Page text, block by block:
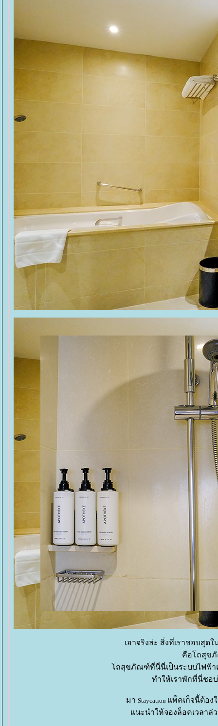
เอาจริงล่ะ สิ่งที่เราชอบสุดใ
คือโถสุข
ถสุขภัณฑ์ที่นี่นี่เป็นระบบไฟฟ้า
ทำให้เราพักที่นี่ชอ
มา Staycation พ็คเก็จนี้ต้อง
นะนำให้จองล็อคเวลาล่